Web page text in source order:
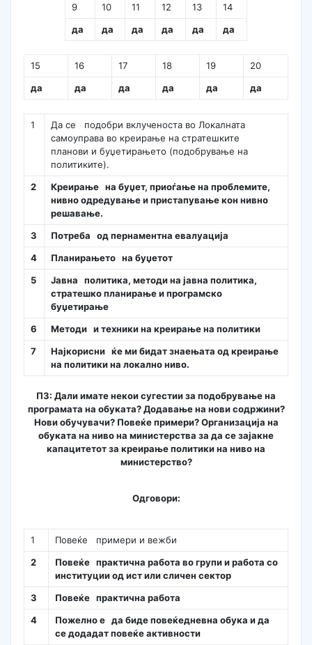
9 10 11 12 13
14
да
да да да да да
15 16 17 18 19
20
да
да да да да да
1
Да се подобри вклученоста во Локалната
самоуправа во креирање на стратешките
планови и буџетирањето (подобрување на
политиките).
2
Креирање на буџет, приоѓање на проблемите,
нивно одредување и пристапување кон нивно
решавање.
3
Потреба од пернаментна евалуација
4
Планирањето на буџетот
5
Јавна политика, методи на јавна политика,
стратешко планирање и програмско
буџетирање
6
Методи и техники на креирање на политики
7
Најкорисни ќе ми бидат знаењата од креирање
на политики на локално ниво.
П3: Дали имате некои сугестии за подобрување на
програмата на обуката? Додавање на нови содржини?
Нови обучувачи? Повеќе примери? Организација на
обуката на ниво на министерства за да се зајакне
капацитетот за креирање политики на ниво на
министерство?
Одговори:
1
Повеќе примери и вежби
2
Повеќе практична работа во групи и работа со
институции од ист или сличен сектор
3
Повеќе практична работа
4
Пожелно е да биде повеќедневна обука и да
се додадат повеќе активности